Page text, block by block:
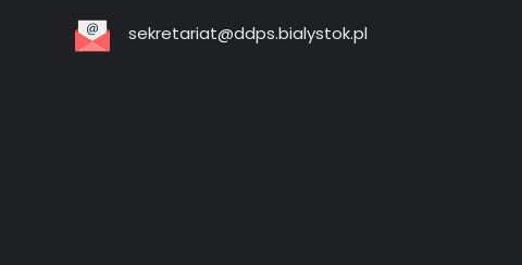
sekretariat@ddps.bialystok.pl